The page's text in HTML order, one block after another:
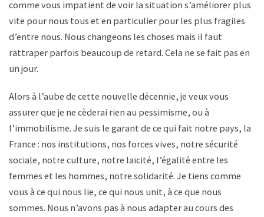
comme vous impatient de voir la situation s’améliorer plus
vite pour nous tous et en particulier pour les plus fragiles
d’entre nous. Nous changeons les choses mais il faut
rattraper parfois beaucoup de retard. Cela ne se fait pas en
un jour.
Alors à l’aube de cette nouvelle décennie, je veux vous
assurer que je ne cèderai rien au pessimisme, ou à
l’immobilisme. Je suis le garant de ce qui fait notre pays, la
France : nos institutions, nos forces vives, notre sécurité
sociale, notre culture, notre laïcité, l’égalité entre les
femmes et les hommes, notre solidarité. Je tiens comme
vous à ce qui nous lie, ce qui nous unit, à ce que nous
sommes. Nous n’avons pas à nous adapter au cours des